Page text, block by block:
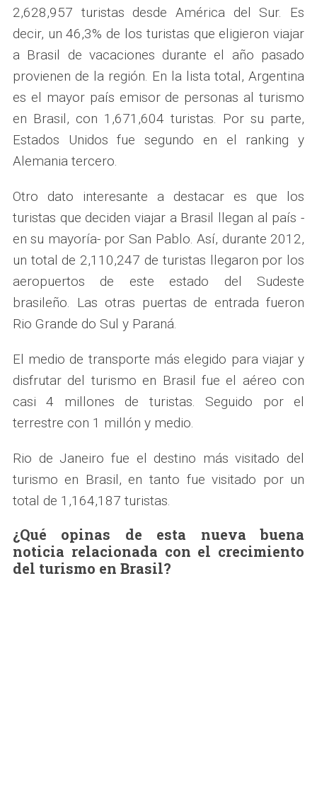
2,628,957 turistas desde América del Sur. Es
decir, un 46,3% de los turistas que eligieron viajar
a Brasil de vacaciones durante el año pasado
provienen de la región. En la lista total, Argentina
es el mayor país emisor de personas al turismo
en Brasil, con 1,671,604 turistas. Por su parte,
Estados Unidos fue segundo en el ranking y
Alemania tercero.
Otro dato interesante a destacar es que los
turistas que deciden viajar a Brasil llegan al país -
en su mayoría- por San Pablo. Así, durante 2012,
un total de 2,110,247 de turistas llegaron por los
aeropuertos de este estado del Sudeste
brasileño. Las otras puertas de entrada fueron
Rio Grande do Sul y Paraná.
El medio de transporte más elegido para viajar y
disfrutar del turismo en Brasil fue el aéreo con
casi 4 millones de turistas. Seguido por el
terrestre con 1 millón y medio.
Rio de Janeiro fue el destino más visitado del
turismo en Brasil, en tanto fue visitado por un
total de 1,164,187 turistas.
¿Qué opinas de esta nueva buena
noticia relacionada con el crecimiento
del turismo en Brasil?